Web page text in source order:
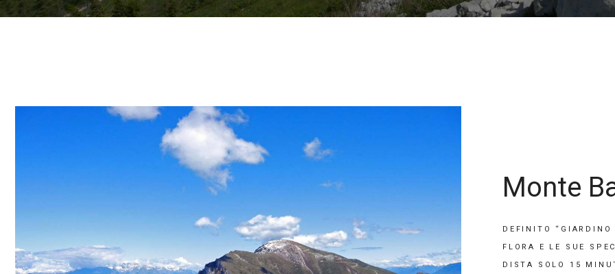
Monte
DEFINITO
FLORA E LE SUE
DISTA SOLO 15